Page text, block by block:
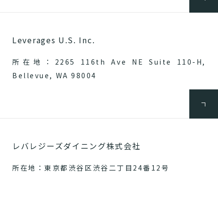
Leverages U.S. Inc.
所在地：2265 116th Ave NE Suite 110-H,
Bellevue, WA 98004
レバレジーズダイニング株式会社
所在地：東京都渋谷区渋谷二丁目24番12号